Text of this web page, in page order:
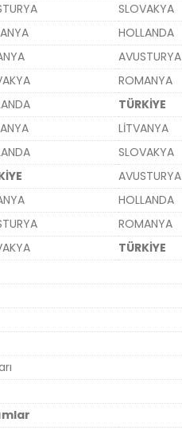
SLOVAKYA
HOLLANDA
AVUSTURYA
ROMANYA
TÜRKİYE
LİTVANYA
SLOVAKYA
AVUSTURYA
HOLLANDA
ROMANYA
TÜRKİYE